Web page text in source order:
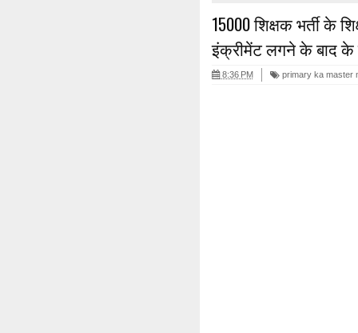
15000 शिक्षक भर्ती के
इंक्रीमेंट लगने के बाद के
8:36 PM primary ka master